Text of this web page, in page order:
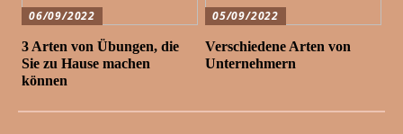
06/09/2022
3 Arten von Übungen, die
Sie zu Hause machen
können
05/09/2022
Verschiedene Arten von
Unternehmern